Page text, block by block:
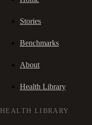
Stories
Benchmarks
About
Health Library
HEALTH LIBRARY